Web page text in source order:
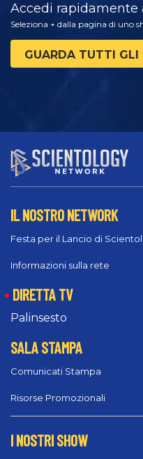
Accedi rapidamente
Seleziona + dalla pagina di uno
GUARDA TUTTI GLI
IL NOSTRO NETWORK
Festa per il Lancio di
Informazioni sulla rete
DIRETTA TV
Palinsesto
SALA STAMPA
Comunicati Stampa
Risorse Promozionali
I NOSTRI SHOW